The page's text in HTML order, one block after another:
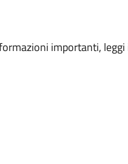
importanti,